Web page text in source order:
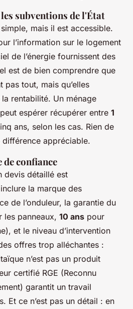
subventions de l'État
simple, mais il est accessible.
l’information sur le logement
de l’énergie fournissent des
est de bien comprendre que
pas tout, mais qu’elles
rentabilité. Un ménage
peut espérer récupérer entre 1
ans, selon les cas. Rien de
différence appréciable.
de confiance
devis détaillé est
la marque des
de l’onduleur, la garantie du
les panneaux, 10 ans pour
et le niveau d’intervention
offres trop alléchantes :
n’est pas un produit
certifié RGE (Reconnu
garantit un travail
Et ce n’est pas un détail : en